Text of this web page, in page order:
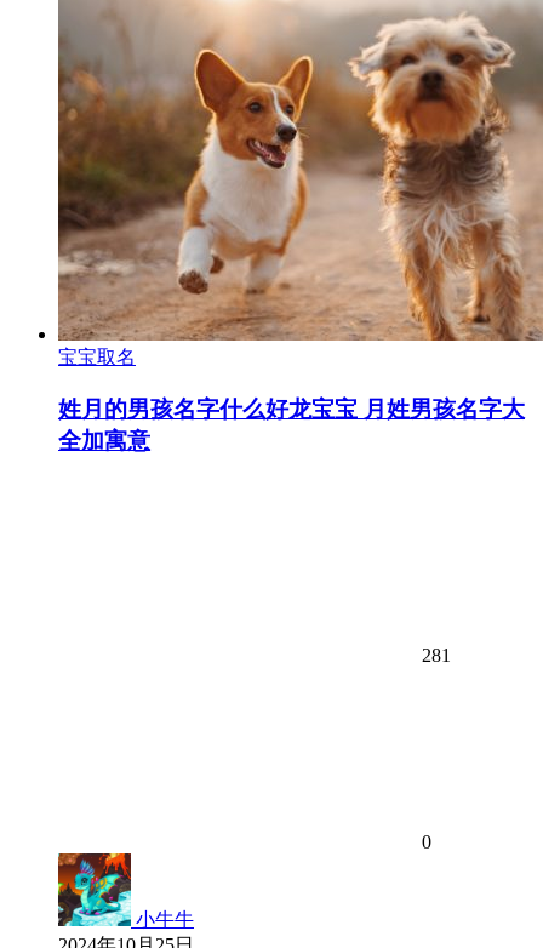
宝宝取名
姓月的男孩名字什么好龙宝宝 月姓男孩名字大
全加寓意
281
0
小牛牛